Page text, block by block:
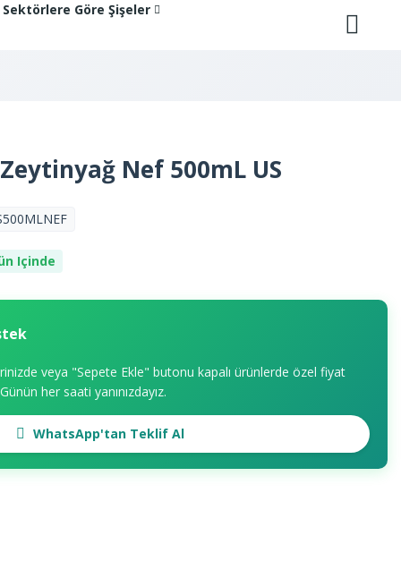
Sektörlere Göre Şişeler
Nef 500mL US
Içinde
veya "Sepete Ekle" butonu kapalı ürünlerde özel fiyat
her saati yanınızdayız.
WhatsApp'tan Teklif Al